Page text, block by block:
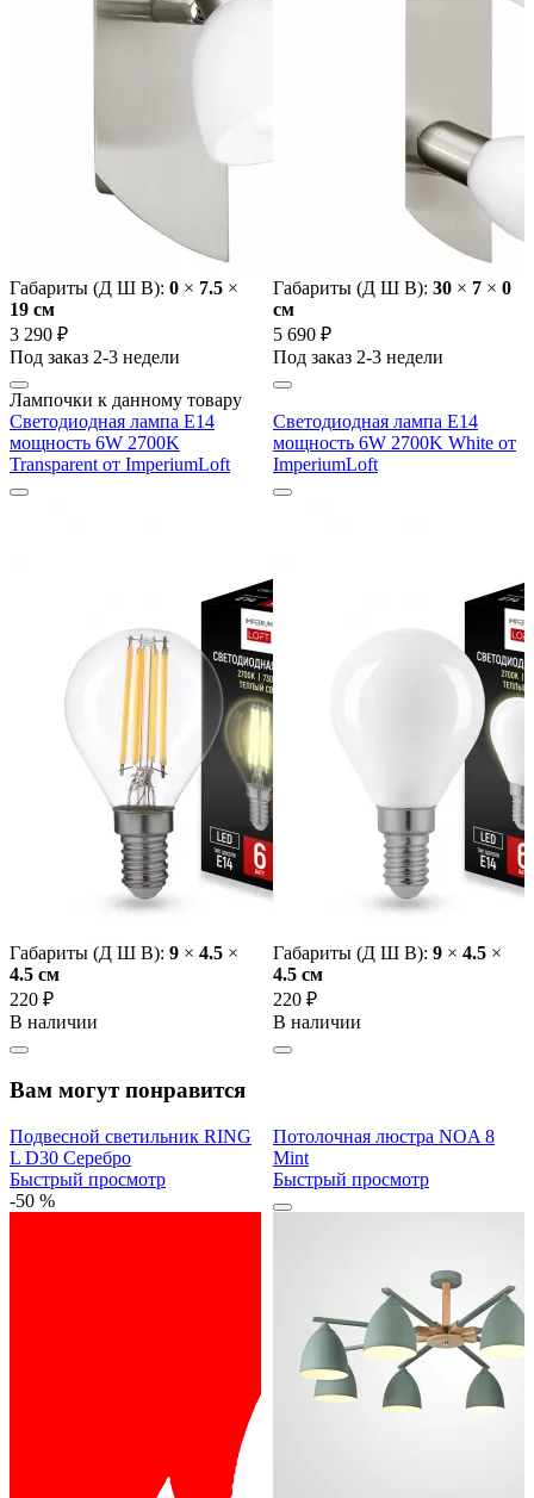
Габариты (Д Ш В): 0 × 7.5 ×
19 cм
3 290 ₽
Под заказ 2-3 недели
Габариты (Д Ш В): 30 × 7 × 0
cм
5 690 ₽
Под заказ 2-3 недели
Лампочки к данному товару
Светодиодная лампа E14
мощность 6W 2700K
Transparent от ImperiumLoft
Габариты (Д Ш В): 9 × 4.5 ×
4.5 cм
220 ₽
В наличии
Светодиодная лампа E14
мощность 6W 2700K White от
ImperiumLoft
Габариты (Д Ш В): 9 × 4.5 ×
4.5 cм
220 ₽
В наличии
Вам могут понравится
Подвесной светильник RING
L D30 Серебро
Быстрый просмотр
-50 %
Потолочная люстра NOA 8
Mint
Быстрый просмотр